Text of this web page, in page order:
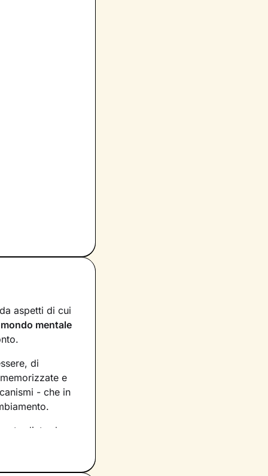
aspetti di cui
mondo mentale
di
e
- che in
dietro le
per